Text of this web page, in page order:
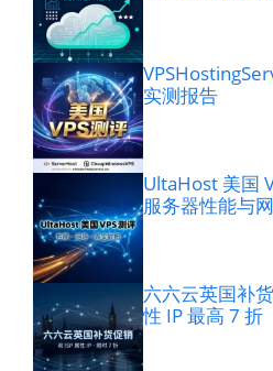
实测报告
UltaHost 美国
服务器性能与
六六云英国补
性 IP 最高 7 折